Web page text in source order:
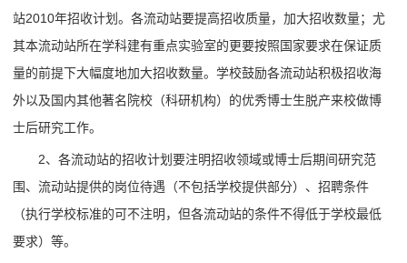
站2010年招收计划。各流动站要提高招收质量，加大招收数量；尤
其本流动站所在学科建有重点实验室的更要按照国家要求在保证质
量的前提下大幅度地加大招收数量。学校鼓励各流动站积极招收海
外以及国内其他著名院校（科研机构）的优秀博士生脱产来校做博
士后研究工作。
2、各流动站的招收计划要注明招收领域或博士后期间研究范
围、流动站提供的岗位待遇（不包括学校提供部分）、招聘条件
（执行学校标准的可不注明，但各流动站的条件不得低于学校最低
要求）等。